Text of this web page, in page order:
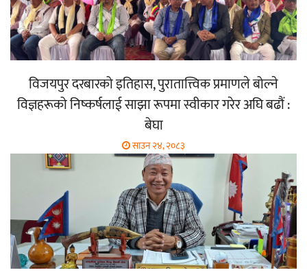
विजयपुर दरबारको इतिहास, पुरातात्त्विक प्रमाणले बोल्ने
विज्ञहरूको निष्कर्षलाई साझा रूपमा स्वीकार गरेर अघि बढौं :
बेघा
साउन २४, २०८३